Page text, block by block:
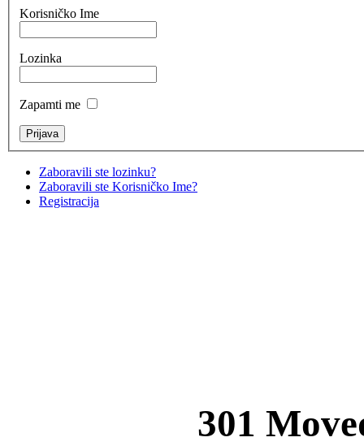
Korisničko Ime
Lozinka
Zapamti me
Zaboravili ste lozinku?
Zaboravili ste Korisničko Ime?
Registracija
301